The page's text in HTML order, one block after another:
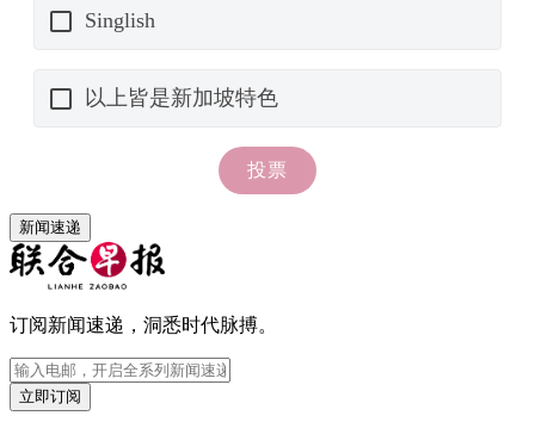
新闻速递
订阅新闻速递，洞悉时代脉搏。
立即订阅